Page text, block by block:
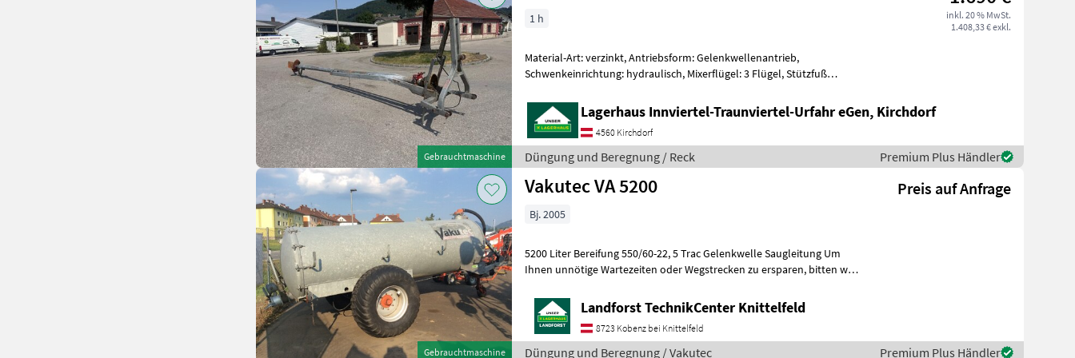
Gebrauchtmaschine
inkl. 20 % MwSt.
1.408,33 € exkl.
1 h
Material-Art: verzinkt, Antriebsform: Gelenkwellenantrieb,
Schwenkeinrichtung: hydraulisch, Mixerflügel: 3 Flügel, Stützfuß
Lagerhaus Innviertel-Traunviertel-Urfahr eGen, Kirchdorf
4560 Kirchdorf
Düngung und Beregnung / Reck Premium Plus Händler
Gebrauchtmaschine
Vakutec VA 5200 Preis auf Anfrage
Bj. 2005
5200 Liter Bereifung 550/60-22, 5 Trac Gelenkwelle Saugleitung Um
Ihnen unnötige Wartezeiten oder Wegstrecken zu ersparen, bitten wir
Landforst TechnikCenter Knittelfeld
8723 Kobenz bei Knittelfeld
Düngung und Beregnung / Vakutec Premium Plus Händler